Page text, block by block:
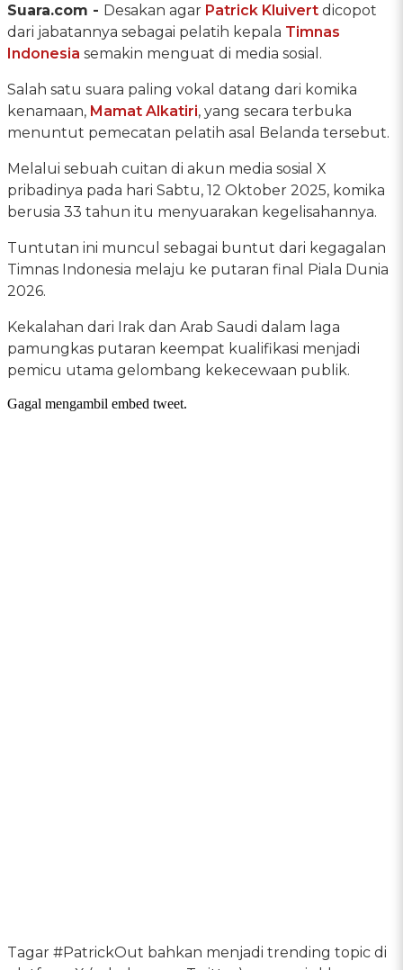
Suara.com - Desakan agar Patrick Kluivert dicopot
dari jabatannya sebagai pelatih kepala Timnas
Indonesia semakin menguat di media sosial.
Salah satu suara paling vokal datang dari komika
kenamaan, Mamat Alkatiri, yang secara terbuka
menuntut pemecatan pelatih asal Belanda tersebut.
Melalui sebuah cuitan di akun media sosial X
pribadinya pada hari Sabtu, 12 Oktober 2025, komika
berusia 33 tahun itu menyuarakan kegelisahannya.
Tuntutan ini muncul sebagai buntut dari kegagalan
Timnas Indonesia melaju ke putaran final Piala Dunia
2026.
Kekalahan dari Irak dan Arab Saudi dalam laga
pamungkas putaran keempat kualifikasi menjadi
pemicu utama gelombang kekecewaan publik.
Tagar #PatrickOut bahkan menjadi trending topic di